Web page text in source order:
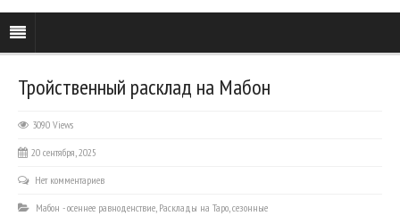
Тройственный расклад на Мабон
3090 Views
20 сентября, 2025
Нет комментариев
Мабон - осеннее равноденствие, Расклады на Таро,сезонные